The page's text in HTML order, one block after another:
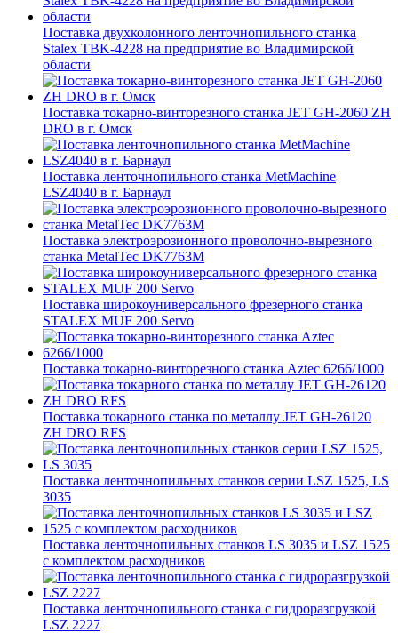
Поставка двухколонного ленточнопильного станка
Stalex TBK-4228 на предприятие во Владимирской
области
Поставка токарно-винторезного станка JET GH-2060 ZH
DRO в г. Омск
Поставка ленточнопильного станка MetMachine
LSZ4040 в г. Барнаул
Поставка электроэрозионного проволочно-вырезного
станка MetalTec DK7763M
Поставка широкоуниверсального фрезерного станка
STALEX MUF 200 Servo
Поставка токарно-винторезного станка Aztec 6266/1000
Поставка токарного станка по металлу JET GH-26120
ZH DRO RFS
Поставка ленточнопильных станков серии LSZ 1525, LS
3035
Поставка ленточнопильных станков LS 3035 и LSZ 1525
с комплектом расходников
Поставка ленточнопильного станка c гидроразгрузкой
LSZ 2227